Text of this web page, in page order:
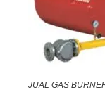
JUAL GAS